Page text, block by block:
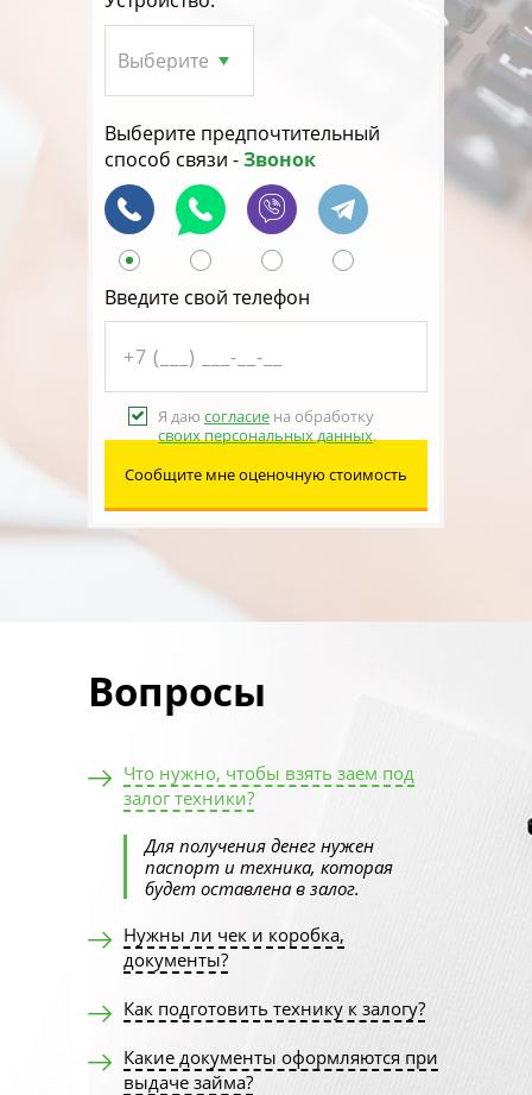
Выберите предпочтительный
способ связи -Звонок
Я даю согласие на обработку
своих персональных данных.
Введите свой телефон
Сообщите мне оценочную стоимость
Вопросы
Что нужно, чтобы взять заем под
залог техники?
Для получения денег нужен
паспорт и техника, которая
будет оставлена в залог.
Нужны ли чек и коробка,
документы?
Как подготовить технику к залогу?
Какие документы оформляются при
выдаче займа?